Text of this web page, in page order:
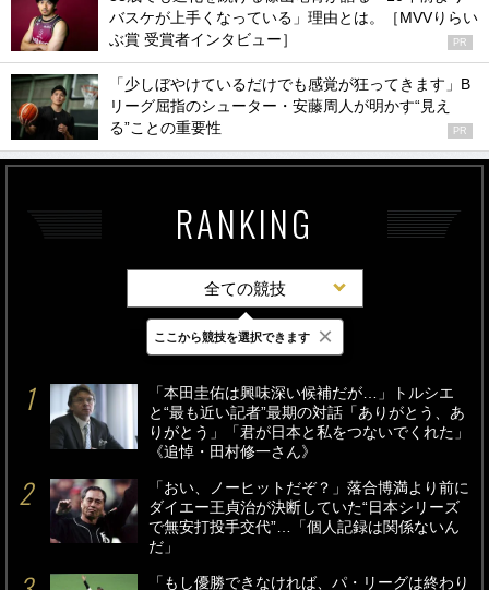
バスケが上手くなっている」理由とは。［MVVりらい
ぶ賞 受賞者インタビュー］
PR
「少しぼやけているだけでも感覚が狂ってきます」B
リーグ屈指のシューター・安藤周人が明かす“見え
る”ことの重要性
PR
RANKING
全ての競技
最新 24時間 週間
「本田圭佑は興味深い候補だが…」トルシエ
と“最も近い記者”最期の対話「ありがとう、あ
りがとう」「君が日本と私をつないでくれた」
《追悼・田村修一さん》
「おい、ノーヒットだぞ？」落合博満より前に
ダイエー王貞治が決断していた“日本シリーズ
で無安打投手交代”…「個人記録は関係ないん
だ」
「もし優勝できなければ、パ・リーグは終わり
ここから競技を選択できます ×